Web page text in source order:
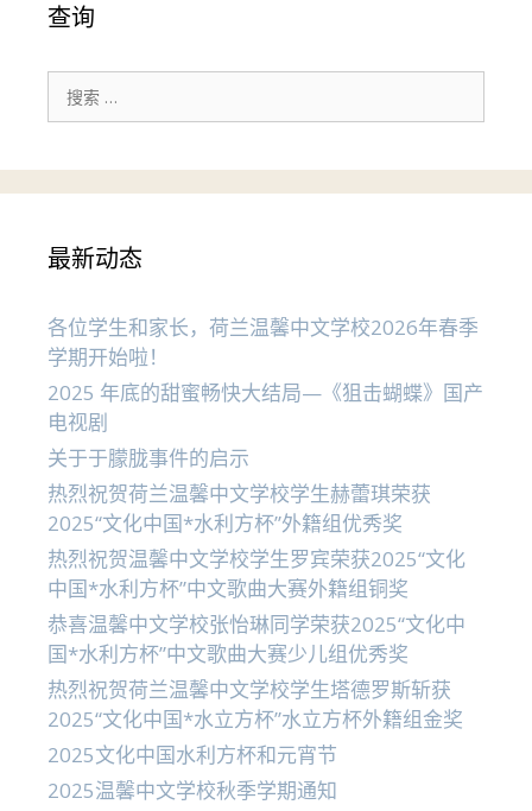
查询
索：
最新动态
各位学生和家长，荷兰温馨中文学校2026年春季
学期开始啦！
2025 年底的甜蜜畅快大结局—《狙击蝴蝶》国产
电视剧
关于于朦胧事件的启示
热烈祝贺荷兰温馨中文学校学生赫蕾琪荣获
2025“文化中国*水利方杯”外籍组优秀奖
热烈祝贺温馨中文学校学生罗宾荣获2025“文化
中国*水利方杯”中文歌曲大赛外籍组铜奖
恭喜温馨中文学校张怡琳同学荣获2025“文化中
国*水利方杯”中文歌曲大赛少儿组优秀奖
热烈祝贺荷兰温馨中文学校学生塔德罗斯斩获
2025“文化中国*水立方杯”水立方杯外籍组金奖
2025文化中国水利方杯和元宵节
2025温馨中文学校秋季学期通知